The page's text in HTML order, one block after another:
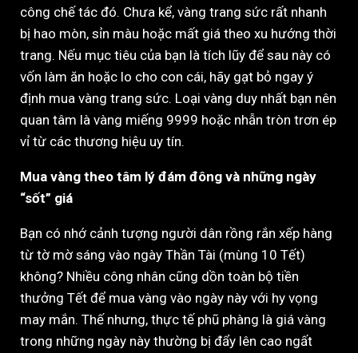
công chế tác đó. Chưa kể, vàng trang sức rất nhanh
bị hao mòn, sỉn màu hoặc mất giá theo xu hướng thời
trang. Nếu mục tiêu của bạn là tích lũy để sau này có
vốn làm ăn hoặc lo cho con cái, hãy gạt bỏ ngay ý
định mua vàng trang sức. Loại vàng duy nhất bạn nên
quan tâm là vàng miếng 9999 hoặc nhẫn tròn trơn ép
vỉ từ các thương hiệu uy tín.
Mua vàng theo tâm lý đám đông và những ngày
“sốt” giá
Bạn có nhớ cảnh tượng người dân rồng rắn xếp hàng
từ tờ mờ sáng vào ngày Thần Tài (mùng 10 Tết)
không? Nhiều công nhân cũng dồn toàn bộ tiền
thưởng Tết để mua vàng vào ngày này với hy vọng
may mắn. Thế nhưng, thực tế phũ phàng là giá vàng
trong những ngày này thường bị đẩy lên cao ngất